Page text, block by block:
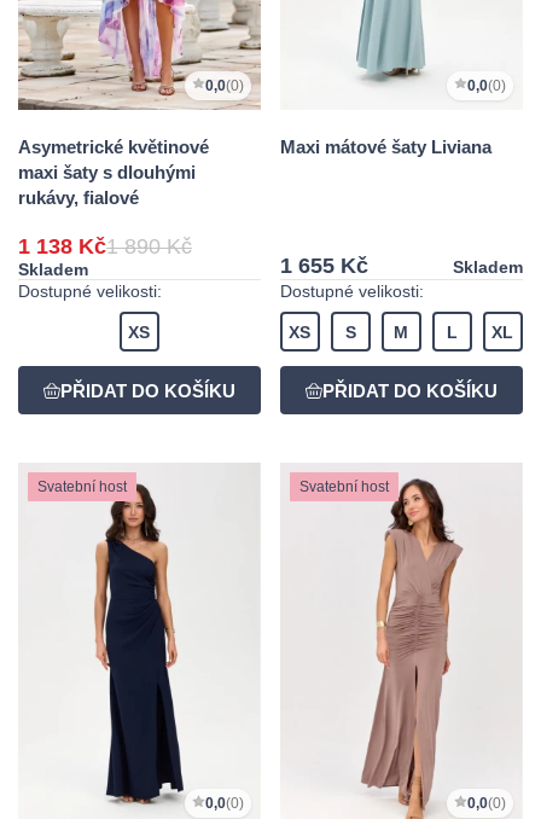
0,0(0)
Asymetrické květinové
maxi šaty s dlouhými
rukávy, fialové
1 138 Kč1 890 Kč
Skladem
Dostupné velikosti:
XS
0,0(0)
Maxi mátové šaty Liviana
1 655 Kč
Skladem
Dostupné velikosti:
XS S M L XL
Svatební host
0,0(0)
Svatební host
0,0(0)